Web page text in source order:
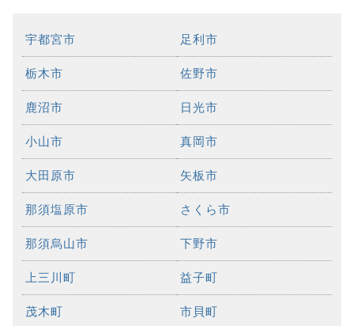
宇都宮市 足利市
栃木市 佐野市
鹿沼市 日光市
小山市 真岡市
大田原市 矢板市
那須塩原市 さくら市
那須烏山市 下野市
上三川町 益子町
茂木町 市貝町